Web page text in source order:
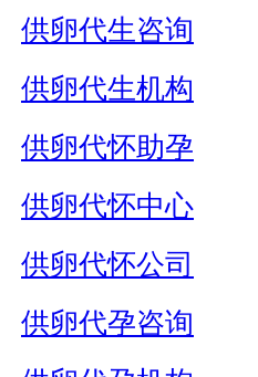
供卵代生咨询
供卵代生机构
供卵代怀助孕
供卵代怀中心
供卵代怀公司
供卵代孕咨询